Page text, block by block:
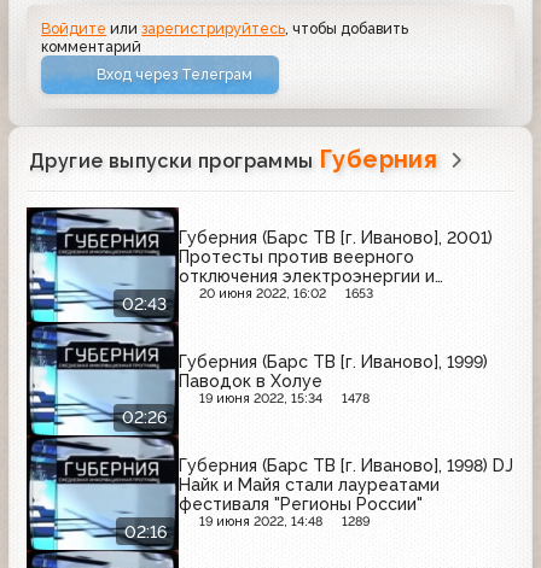
Войдите илизарегистрируйтесь , чтобы добавить
комментарий
Вход через Телеграм
Другие выпуски программы Губерния
02:43
Губерния (Барс ТВ [г. Иваново], 2001)
Протесты против веерного
отключения электроэнергии и
водоснабжения
20 июня 2022, 16:02 1653
02:26
Губерния (Барс ТВ [г. Иваново], 1999)
Паводок в Холуе
19 июня 2022, 15:34 1478
02:16
Губерния (Барс ТВ [г. Иваново], 1998) DJ
Найк и Майя стали лауреатами
фестиваля "Регионы России"
19 июня 2022, 14:48 1289